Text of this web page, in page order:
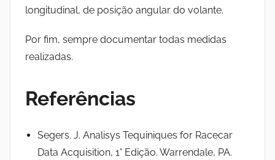
longitudinal, de posição angular do volante.
Por fim, sempre documentar todas medidas
realizadas.
Referências
Segers. J. Analisys Tequiniques for Racecar
Data Acquisition, 1° Edição. Warrendale, PA.